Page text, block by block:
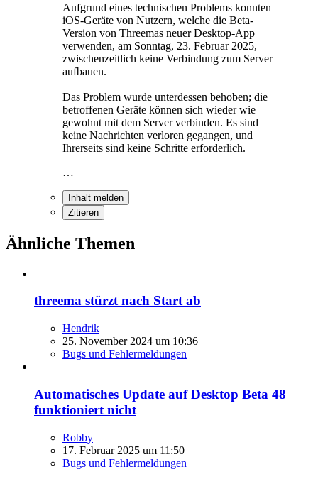
Aufgrund eines technischen Problems konnten
iOS-Geräte von Nutzern, welche die Beta-
Version von Threemas neuer Desktop-App
verwenden, am Sonntag, 23. Februar 2025,
zwischenzeitlich keine Verbindung zum Server
aufbauen.
Das Problem wurde unterdessen behoben; die
betroffenen Geräte können sich wieder wie
gewohnt mit dem Server verbinden. Es sind
keine Nachrichten verloren gegangen, und
Ihrerseits sind keine Schritte erforderlich.
…
Inhalt melden
Zitieren
Ähnliche Themen
threema stürzt nach Start ab
Hendrik
25. November 2024 um 10:36
Bugs und Fehlermeldungen
Automatisches Update auf Desktop Beta 48
funktioniert nicht
Robby
17. Februar 2025 um 11:50
Bugs und Fehlermeldungen